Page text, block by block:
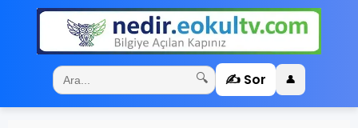
🔍 ✍️ Sor 👤